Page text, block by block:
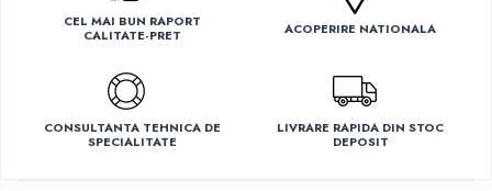
CEL MAI BUN RAPORT
CALITATE-PRET
ACOPERIRE NATIONALA
CONSULTANTA TEHNICA DE
SPECIALITATE
LIVRARE RAPIDA DIN STOC
DEPOSIT